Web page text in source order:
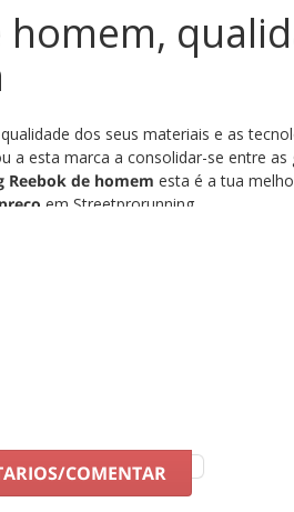
dos seus materiais e as
a esta marca a consolidar-se entre as
Reebok de homem esta é a tua
em Streetprorunning.
COMENTAR